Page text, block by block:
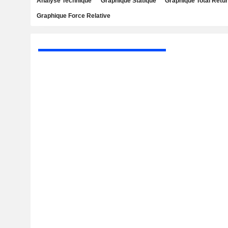
Graphique Force Relative